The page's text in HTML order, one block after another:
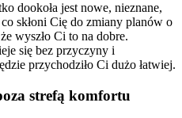
dookoła jest nowe, nieznane,
skłoni Cię do zmiany planów o
wyszło Ci to na dobre.
się bez przyczyny i
przychodziło Ci dużo łatwiej.
strefą komfortu